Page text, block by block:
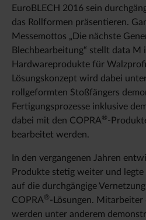
EuroBLECH 2016 sein
das Rollformen präsentieren.
Messemottos „Die nächste
Blechbearbeitung“ stellt data M
Hardwareprodukte für
Lösungskonzept wird dabei
rollgeformten Stoßfängers
Fertigungsprozesse inklusive
dabei mit den COPRA®-
bearbeitet werden.
In den vergangenen Jahren
Produkte stetig weiter und
auf die durchgängige
COPRA®-Lösungen. Mitarbeiter
werden unter anderem